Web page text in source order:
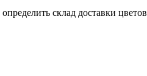
склад доставки цветов